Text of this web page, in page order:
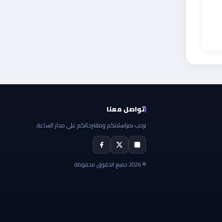
تواصل معنا
نرحب بمراسلاتكم ومقترحاتكم على مدار الساعة.
© 2026 جميع الحقوق محفوظة